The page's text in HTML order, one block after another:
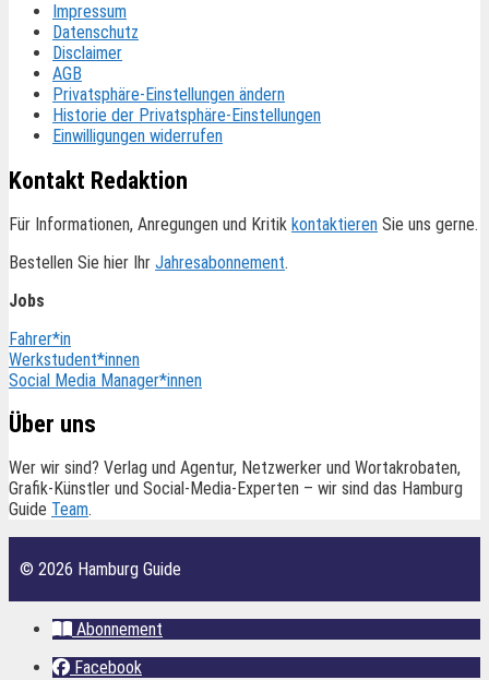
Impressum
Datenschutz
Disclaimer
AGB
Privatsphäre-Einstellungen ändern
Historie der Privatsphäre-Einstellungen
Einwilligungen widerrufen
Kontakt Redaktion
Für Informationen, Anregungen und Kritik kontaktieren Sie uns gerne.
Bestellen Sie hier Ihr Jahresabonnement.
Jobs
Fahrer*in
Werkstudent*innen
Social Media Manager*innen
Über uns
Wer wir sind? Verlag und Agentur, Netzwerker und Wortakrobaten,
Grafik-Künstler und Social-Media-Experten – wir sind das Hamburg
Guide Team.
© 2026 Hamburg Guide
Abonnement
Facebook